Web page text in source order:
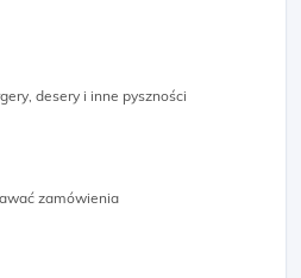
desery i inne pyszności
zamówienia